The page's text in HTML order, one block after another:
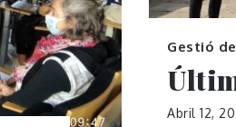
Gestió
Abril 12,